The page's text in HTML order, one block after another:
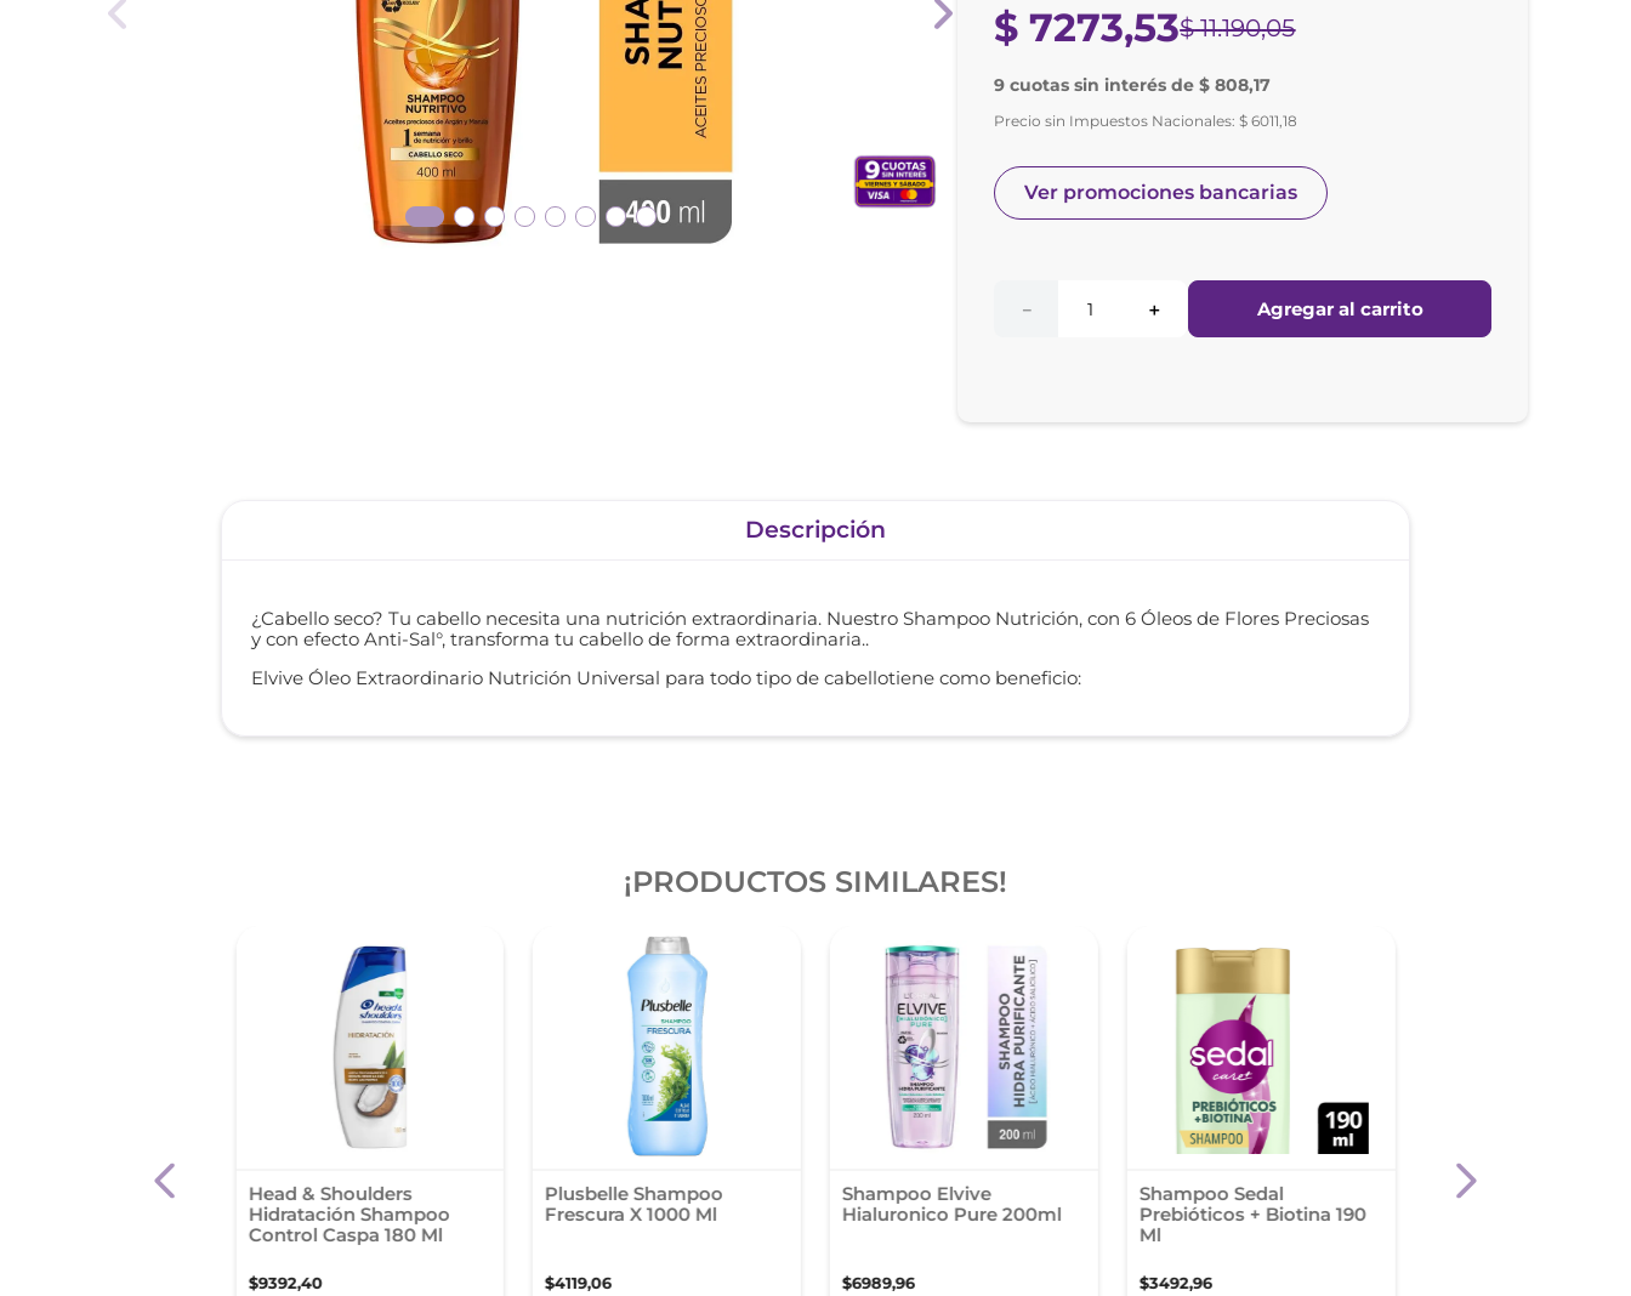
$ 7273,53$ 11.190,05
9 cuotas sin interés de $ 808,17
Precio sin Impuestos Nacionales:$ 6011,18
Ver promociones bancarias
＋
－ Agregar al carrito
Descripción
¿Cabello seco? Tu cabello necesita una nutrición extraordinaria. Nuestro Shampoo Nutrición, con 6 Óleos de Flores Preciosas
y con efecto Anti-Sal°, transforma tu cabello de forma extraordinaria..
Elvive Óleo Extraordinario Nutrición Universal para todo tipo de cabellotiene como beneficio:
¡PRODUCTOS SIMILARES!
Fructis Regarga
Head & Shoulders
Hidratación Shampoo
Control Caspa 180 Ml
$9392,40
Plusbelle Shampoo
Frescura X 1000 Ml
$4119,06
Shampoo Elvive
Hialuronico Pure 200ml
$6989,96
Shampoo Sedal
Prebióticos + Biotina 190
Ml
$3492,96
Triatop By Medicasp
tintura